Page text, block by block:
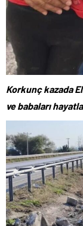
Korkunç kazada
ve babaları